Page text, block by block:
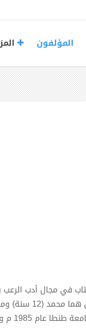
المؤلفون
في مجال أدب
(8 سنوات).
تخرج